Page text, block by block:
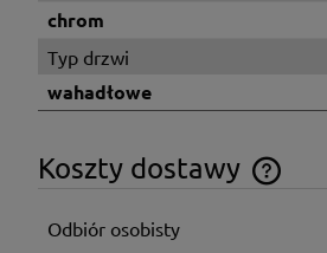
chrom
Typ drzwi
wahadłowe
Koszty dostawy
Cena nie zawiera ewentualnych
Odbiór osobisty